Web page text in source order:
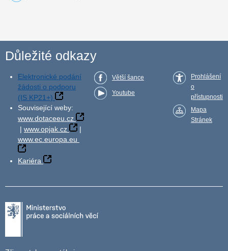
Důležité odkazy
Elektronické podání
žádosti o podporu
(IS KP21+)
Související weby:
www.dotaceeu.cz
| www.opjak.cz
|
www.ec.europa.eu
Kariéra
Větší šance
Youtube
Prohlášení
o
přístupnosti
Mapa
Stránek